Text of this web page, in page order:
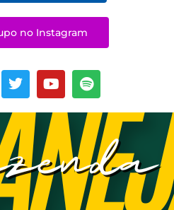
no Instagram